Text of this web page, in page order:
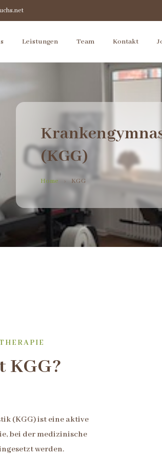
Leistungen Team Kontakt
(KGG)
Home › KGG
KGG?
(KGG) ist eine aktive
bei der medizinische
werden.